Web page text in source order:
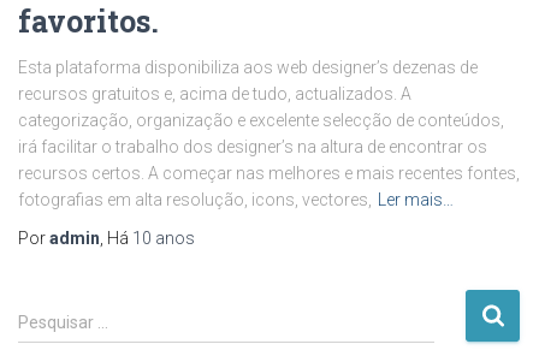
favoritos.
Esta plataforma disponibiliza aos web designer’s dezenas de
recursos gratuitos e, acima de tudo, actualizados. A
categorização, organização e excelente selecção de conteúdos,
irá facilitar o trabalho dos designer’s na altura de encontrar os
recursos certos. A começar nas melhores e mais recentes fontes,
fotografias em alta resolução, icons, vectores,
Ler mais…
Poradmin , Há 10 anos
P
e
Pesquisar …